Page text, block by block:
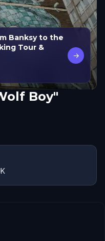
Banksy to the
Tour &
→
Boy"